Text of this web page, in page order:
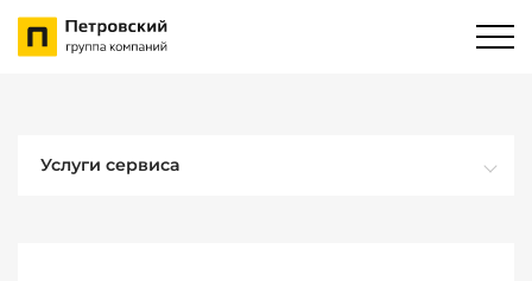
Услуги сервиса